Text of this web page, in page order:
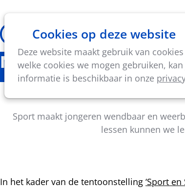
Cookies op deze website
Deze website maakt gebruik van
welke cookies we mogen gebruiken,
informatie is beschikbaar in onze
Thema's
Nieuws
Sport maakt jongeren wendbaar en
lessen kunnen we
In het kader van de tentoonstelling ‘Sport